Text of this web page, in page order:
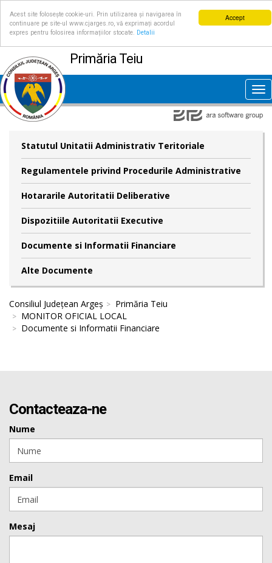
Accept
Acest site folosește cookie-uri. Prin utilizarea și navigarea în
continuare pe site-ul www.cjarges.ro, vă exprimați acordul
expres pentru folosirea informațiilor stocate.
Detalii
Primăria Teiu
Statutul Unitatii Administrativ Teritoriale
Regulamentele privind Procedurile Administrative
Hotararile Autoritatii Deliberative
Dispozitiile Autoritatii Executive
Documente si Informatii Financiare
Alte Documente
Consiliul Județean Argeș
Primăria Teiu
MONITOR OFICIAL LOCAL
Documente si Informatii Financiare
Contacteaza-ne
Nume
Email
Mesaj